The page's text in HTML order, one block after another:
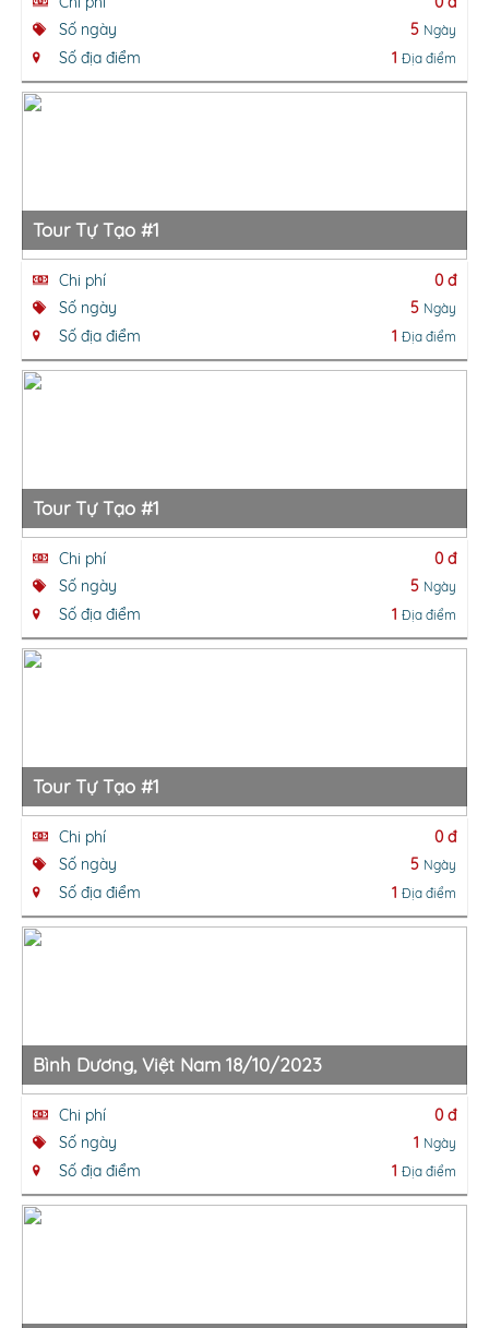
Số ngày
5 Ngày
Số địa điểm 1 Địa điểm
Tour Tự Tạo #1
Chi phí
0 đ
Số ngày
5 Ngày
Số địa điểm 1 Địa điểm
Tour Tự Tạo #1
Chi phí
0 đ
Số ngày
5 Ngày
Số địa điểm 1 Địa điểm
Tour Tự Tạo #1
Chi phí
0 đ
Số ngày
5 Ngày
Số địa điểm 1 Địa điểm
Bình Dương, Việt Nam 18/10/2023
Chi phí
0 đ
Số ngày
1 Ngày
Số địa điểm 1 Địa điểm